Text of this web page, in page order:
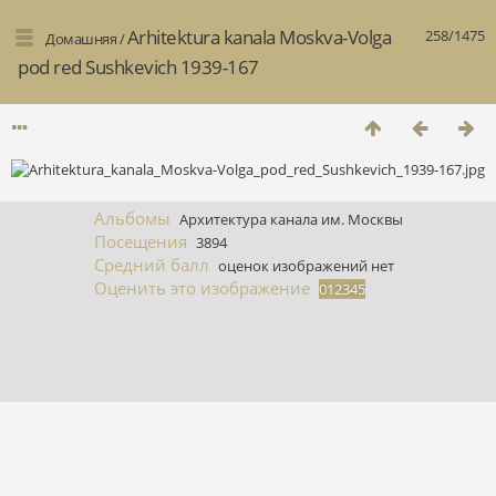
258/1475
Домашняя/Arhitektura kanala Moskva-Volga
pod red Sushkevich 1939-167
Альбомы Архитектура канала им. Москвы
Посещения 3894
Средний балл оценок изображений нет
Оценить это изображение